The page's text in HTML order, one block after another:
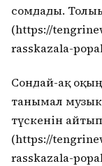
сомдады.
(https://
rasskazala-
Сондай-ақ
танымал
түскенін
(https://
rasskazala-